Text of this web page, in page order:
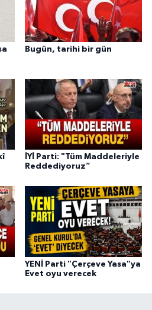
Bugün, tarihi bir gün
İYİ Parti: "Tüm Maddeleriyle
Reddediyoruz”
YENİ Parti "Çerçeve Yasa"ya
Evet oyu verecek